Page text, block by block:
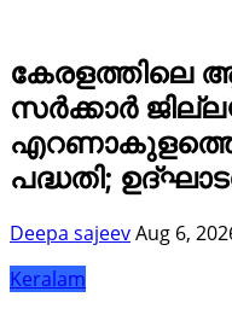
കേരളത്തിലെ
സർക്കാർ
എറണാകുളത്തെ
പദ്ധതി;
Deepa sajeevAug 6,
Keralam